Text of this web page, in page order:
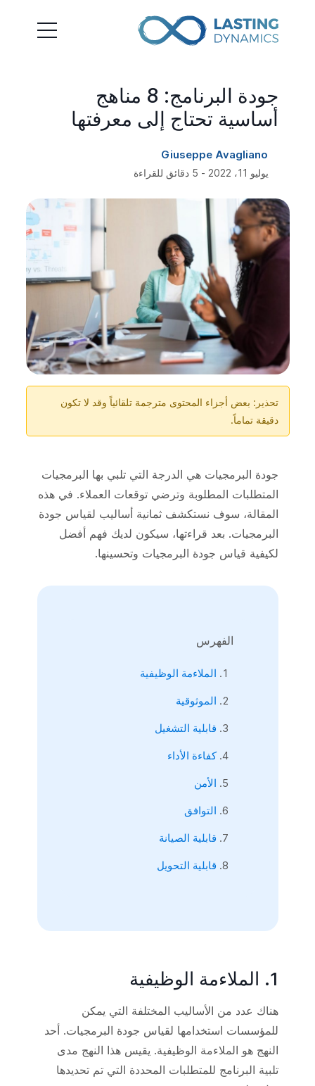
جودة البرنامج: 8 مناهج
أساسية تحتاج إلى معرفتها
Giuseppe Avagliano
يوليو 11، 2022 - 5 دقائق للقراءة
تحذير: بعض أجزاء المحتوى مترجمة تلقائياً وقد لا تكون
دقيقة تماماً.
جودة البرمجيات هي الدرجة التي تلبي بها البرمجيات
المتطلبات المطلوبة وترضي توقعات العملاء. في هذه
المقالة، سوف نستكشف ثمانية أساليب لقياس جودة
البرمجيات. بعد قراءتها، سيكون لديك فهم أفضل
لكيفية قياس جودة البرمجيات وتحسينها.
الفهرس
الملاءمة الوظيفية
الموثوقية
قابلية التشغيل
كفاءة الأداء
الأمن
التوافق
قابلية الصيانة
قابلية التحويل
1. الملاءمة الوظيفية
هناك عدد من الأساليب المختلفة التي يمكن
للمؤسسات استخدامها لقياس جودة البرمجيات. أحد
النهج هو الملاءمة الوظيفية. يقيس هذا النهج مدى
تلبية البرنامج للمتطلبات المحددة التي تم تحديدها